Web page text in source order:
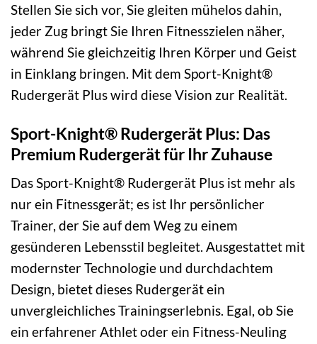
Stellen Sie sich vor, Sie gleiten mühelos dahin,
jeder Zug bringt Sie Ihren Fitnesszielen näher,
während Sie gleichzeitig Ihren Körper und Geist
in Einklang bringen. Mit dem Sport-Knight®
Rudergerät Plus wird diese Vision zur Realität.
Sport-Knight® Rudergerät Plus: Das
Premium Rudergerät für Ihr Zuhause
Das Sport-Knight® Rudergerät Plus ist mehr als
nur ein Fitnessgerät; es ist Ihr persönlicher
Trainer, der Sie auf dem Weg zu einem
gesünderen Lebensstil begleitet. Ausgestattet mit
modernster Technologie und durchdachtem
Design, bietet dieses Rudergerät ein
unvergleichliches Trainingserlebnis. Egal, ob Sie
ein erfahrener Athlet oder ein Fitness-Neuling